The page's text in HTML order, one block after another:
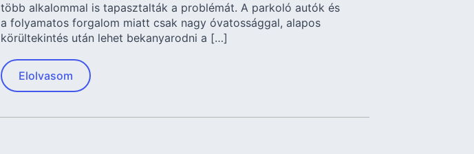
több alkalommal is tapasztalták a problémát. A parkoló autók és
a folyamatos forgalom miatt csak nagy óvatossággal, alapos
körültekintés után lehet bekanyarodni a […]
Elolvasom